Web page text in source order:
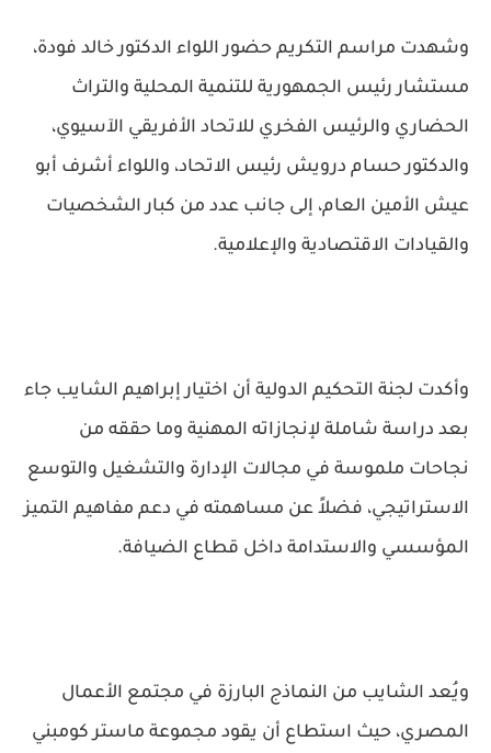
وشهدت مراسم التكريم حضور اللواء الدكتور خالد فودة،
مستشار رئيس الجمهورية للتنمية المحلية والتراث
الحضاري والرئيس الفخري للاتحاد الأفريقي الآسيوي،
والدكتور حسام درويش رئيس الاتحاد، واللواء أشرف أبو
عيش الأمين العام، إلى جانب عدد من كبار الشخصيات
والقيادات الاقتصادية والإعلامية.
وأكدت لجنة التحكيم الدولية أن اختيار إبراهيم الشايب جاء
بعد دراسة شاملة لإنجازاته المهنية وما حققه من
نجاحات ملموسة في مجالات الإدارة والتشغيل والتوسع
الاستراتيجي، فضلاً عن مساهمته في دعم مفاهيم التميز
المؤسسي والاستدامة داخل قطاع الضيافة.
ويُعد الشايب من النماذج البارزة في مجتمع الأعمال
المصري، حيث استطاع أن يقود مجموعة ماستر كومبني